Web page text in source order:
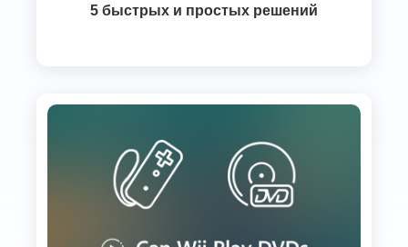
5 быстрых и простых решений